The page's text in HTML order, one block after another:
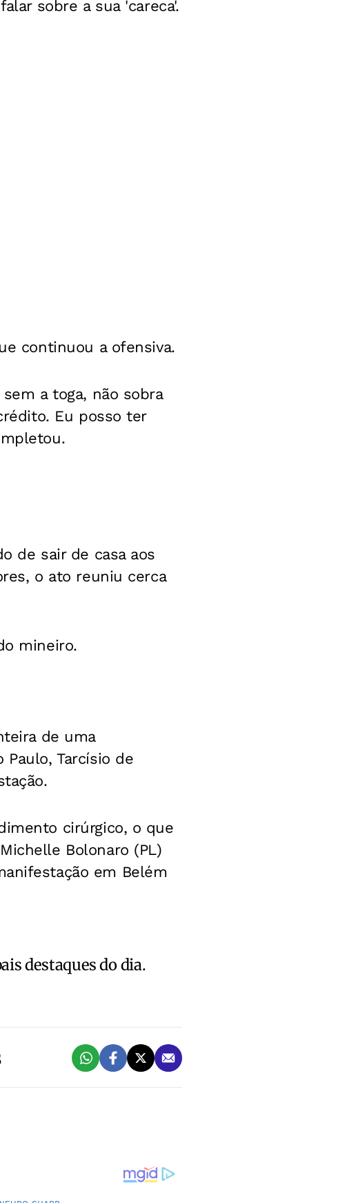
sobre a sua 'careca'.
continuou a ofensiva.
a toga, não sobra
Eu posso ter
de sair de casa aos
o ato reuniu cerca
mineiro.
de uma
Tarcísio de
cirúrgico, o que
Bolonaro (PL)
em Belém
destaques do dia.